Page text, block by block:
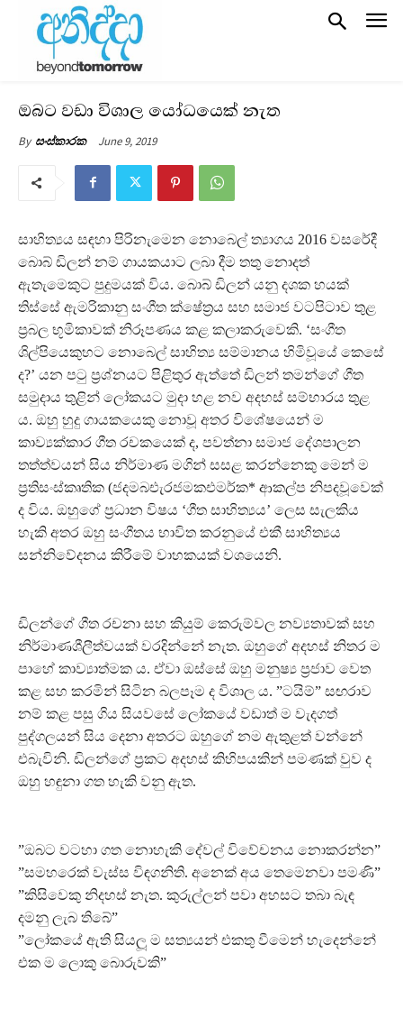
ඔබට වඩා විශාල යෝධයෙක් නැත
By සංස්කාරක June 9, 2019
සාහිත්‍යය සඳහා පිරිනැමෙන නොබෙල් ත්‍යාගය 2016 වසරේදී
බොබ් ඩිලන් නම් ගායකයාට ලබා දීම තතු නොදත්
ඇතැමෙකුට පුදුමයක් විය. බොබ් ඩිලන් යනු දශක හයක්
තිස්සේ ඇමරිකානු සංගීත ක්ෂේත‍්‍රය සහ සමාජ වටපිටාව තුළ
ප‍්‍රබල භූමිකාවක් නිරූපණය කළ කලාකරුවෙකි. ‘සංගීත
ශිල්පියෙකුහට නොබෙල් සාහිත්‍ය සම්මානය හිමිවූයේ කෙසේ
ද?’ යන පටු ප‍්‍රශ්නයට පිළිතුර ඇත්තේ ඩිලන් තමන්ගේ ගීත
සමුදාය තුළින් ලෝකයට මුදා හළ නව අදහස් සම්භාරය තුළ
ය. ඔහු හුදු ගායකයෙකු නොවූ අතර විශේෂයෙන් ම
කාව්‍යක්කාර ගීත රචකයෙක් ද, පවත්නා සමාජ දේශපාලන
තත්ත්වයන් සිය නිර්මාණ මගින් සසළ කරන්නෙකු මෙන් ම
ප‍්‍රතිසංස්කෘතික (ජදමබඑැරජමකඑමර්ක* ආකල්ප නිපදවූවෙක්
ද විය. ඔහුගේ ප‍්‍රධාන විෂය ‘ගීත සාහිත්‍යය’ ලෙස සැලකිය
හැකි අතර ඔහු සංගීතය භාවිත කරනුයේ එකී සාහිත්‍යය
සන්නිවේදනය කිරීමේ වාහකයක් වශයෙනි.
ඩිලන්ගේ ගීත රචනා සහ කියුම් කෙරුම්වල නව්‍යතාවක් සහ
නිර්මාණශීලීත්වයක් වරදින්නේ නැත. ඔහුගේ අදහස් නිතර ම
පාහේ කාව්‍යාත්මක ය. ඒවා ඔස්සේ ඔහු මනුෂ්‍ය ප‍්‍රජාව වෙත
කළ සහ කරමින් සිටින බලපෑම ද විශාල ය. ”ටයිම්” සඟරාව
නම් කළ පසු ගිය සියවසේ ලෝකයේ වඩාත් ම වැදගත්
පුද්ගලයන් සිය දෙනා අතරට ඔහුගේ නම ඇතුළත් වන්නේ
එබැවිනි. ඩිලන්ගේ ප‍්‍රකට අදහස් කිහිපයකින් පමණක් වුව ද
ඔහු හඳුනා ගත හැකි වනු ඇත.
”ඔබට වටහා ගත නොහැකි දේවල් විවේචනය නොකරන්න”
”සමහරෙක් වැස්ස විඳගනිති. අනෙක් අය තෙමෙනවා පමණි”
”කිසිවෙකු නිදහස් නැත. කුරුල්ලන් පවා අහසට තබා බැඳ
දමනු ලැබ තිබේ”
”ලෝකයේ ඇති සියලූ ම සත්‍යයන් එකතු වීමෙන් හැදෙන්නේ
එක ම ලොකු බොරුවකි”